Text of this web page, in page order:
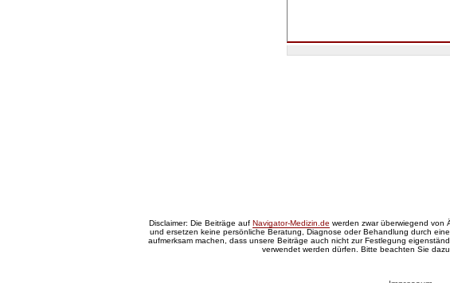
Disclaimer: Die Beiträge auf Navigator-Medizin.de werden zwar überwiegend von
und ersetzen keine persönliche Beratung, Diagnose oder Behandlung durch
aufmerksam machen, dass unsere Beiträge auch nicht zur Festlegung
verwendet werden dürfen. Bitte beachten Sie